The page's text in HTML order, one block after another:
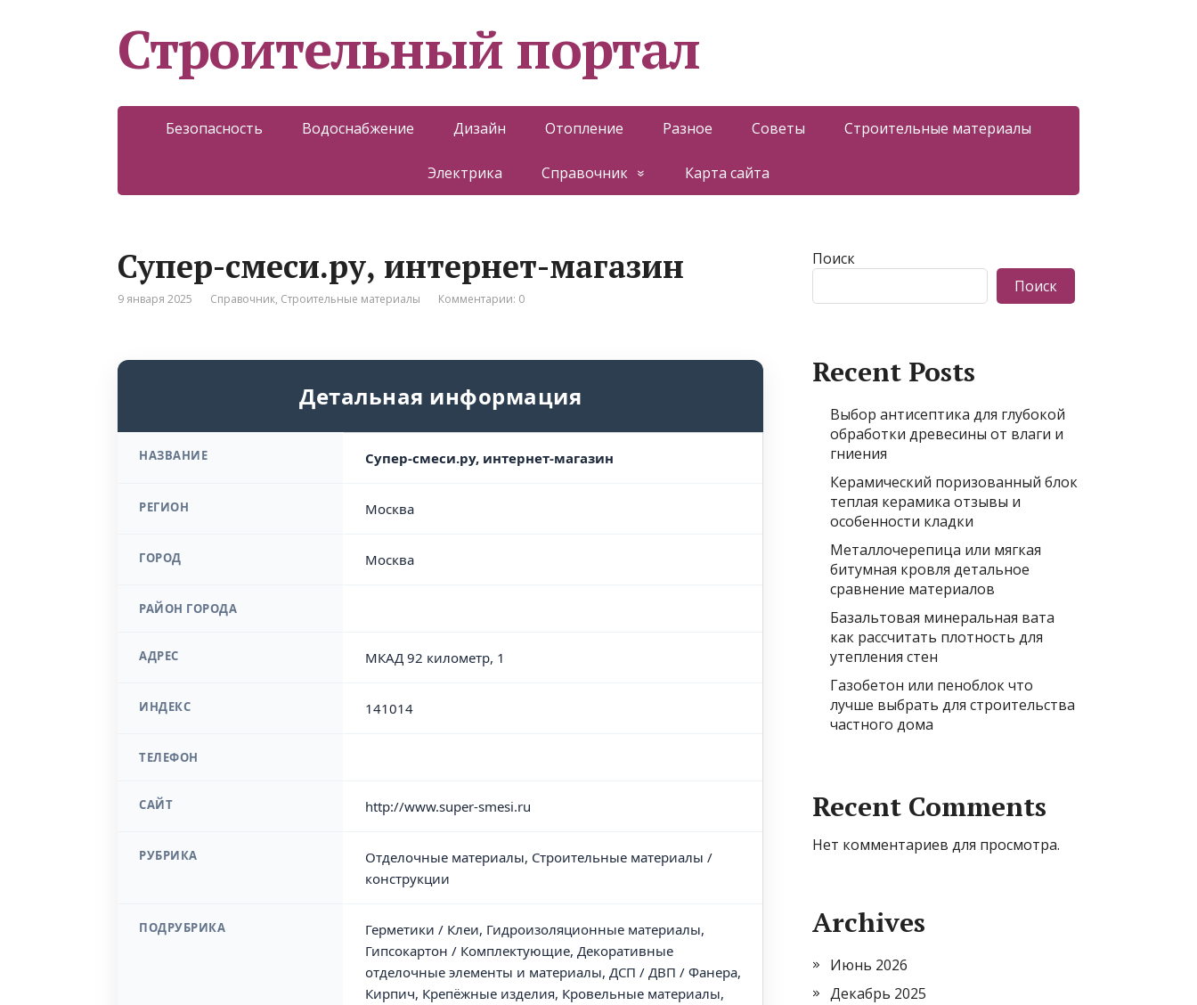
Строительный портал
Безопасность Водоснабжение Дизайн Отопление Разное Советы Строительные материалы
Электрика Справочник Карта сайта
Супер-смеси.ру, интернет-магазин
9 января 2025 Справочник, Строительные материалы Комментарии: 0
Детальная информация
НАЗВАНИЕ Супер-смеси.ру, интернет-магазин
РЕГИОН Москва
ГОРОД Москва
РАЙОН ГОРОДА
АДРЕС МКАД 92 километр, 1
ИНДЕКС 141014
ТЕЛЕФОН
САЙТ http://www.super-smesi.ru
РУБРИКА
Отделочные материалы, Строительные материалы /
конструкции
ПОДРУБРИКА
Герметики / Клеи, Гидроизоляционные материалы,
Гипсокартон / Комплектующие, Декоративные
отделочные элементы и материалы, ДСП / ДВП / Фанера,
Кирпич, Крепёжные изделия, Кровельные материалы,
Поиск
Поиск
Recent Posts
Выбор антисептика для глубокой
обработки древесины от влаги и
гниения
Керамический поризованный блок
теплая керамика отзывы и
особенности кладки
Металлочерепица или мягкая
битумная кровля детальное
сравнение материалов
Базальтовая минеральная вата
как рассчитать плотность для
утепления стен
Газобетон или пеноблок что
лучше выбрать для строительства
частного дома
Recent Comments
Нет комментариев для просмотра.
Archives
Июнь 2026
Декабрь 2025